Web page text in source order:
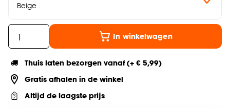
Beige
In winkelwagen
Thuis laten bezorgen vanaf (+ € 5,99)
Gratis afhalen in de winkel
Altijd de laagste prijs